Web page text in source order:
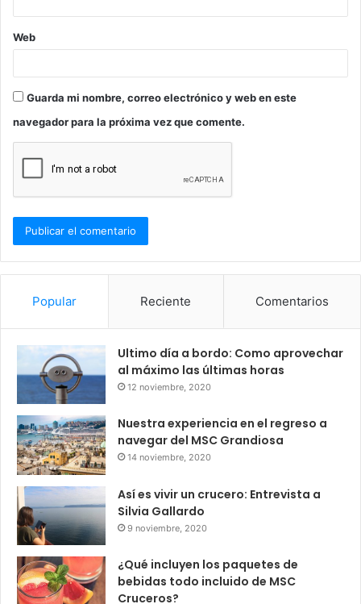
Web
Guarda mi nombre, correo electrónico y web en este
navegador para la próxima vez que comente.
Popular Reciente Comentarios
Ultimo día a bordo: Como aprovechar
al máximo las últimas horas
12 noviembre, 2020
Nuestra experiencia en el regreso a
navegar del MSC Grandiosa
14 noviembre, 2020
Así es vivir un crucero: Entrevista a
Silvia Gallardo
9 noviembre, 2020
¿Qué incluyen los paquetes de
bebidas todo incluido de MSC
Cruceros?